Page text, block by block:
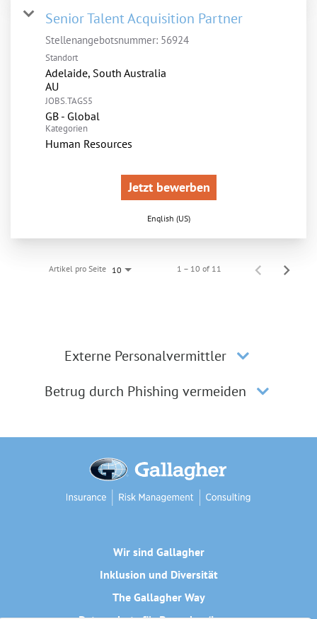
Senior Talent Acquisition Partner
Stellenangebotsnummer: 56924
Standort
Adelaide, South Australia
JOBS.TAGS5
GB - Global
Kategorien
Human Resources
Jetzt bewerben
English (US)
Artikel pro Seite 10 1 – 10 of 11
Externe Personalvermittler
Betrug durch Phishing vermeiden
Wir sind Gallagher
Inklusion und Diversität
The Gallagher Way